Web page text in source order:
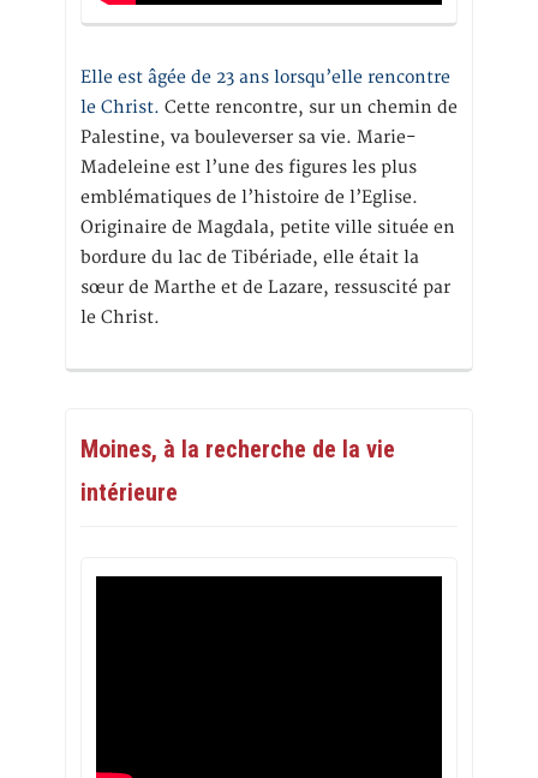
Elle est âgée de 23 ans lorsqu’elle rencontre
le Christ. Cette rencontre, sur un chemin de
Palestine, va bouleverser sa vie. Marie-
Madeleine est l’une des figures les plus
emblématiques de l’histoire de l’Eglise.
Originaire de Magdala, petite ville située en
bordure du lac de Tibériade, elle était la
sœur de Marthe et de Lazare, ressuscité par
le Christ.
Moines, à la recherche de la vie
intérieure